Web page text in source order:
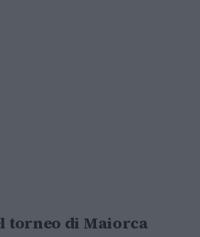
torneo di Maiorca